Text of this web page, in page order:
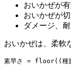
おいかぜが
おいかぜが
ダメージ、
おいかぜは、柔軟